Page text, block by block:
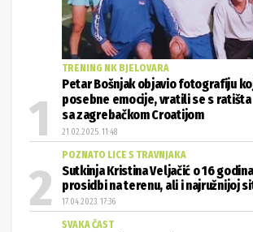
TRENING NK BJELOVARA
Petar Bošnjak objavio fotografiju
posebne emocije, vratili se s
sa zagrebačkom Croatijom
21.02.2025. 11:48
POZNATO LICE S TRAVNJAKA
Sutkinja Kristina Veljačić o 16
prosidbi na terenu, ali i najružnijoj
17.04.2023. 17:36
SVAKA ČAST